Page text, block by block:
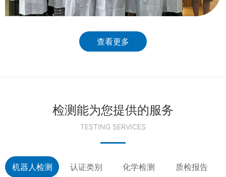
查看更多
检测能为您提供的服务
TESTING SERVICES
机器人检测 认证类别 化学检测 质检报告